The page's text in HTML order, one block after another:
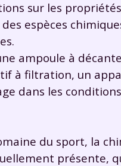
sur les propriétés
espèces
ampoule à
à filtration, un
dans les
du sport, la
présente,